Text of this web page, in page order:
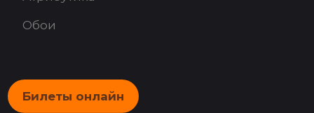
Обои
Билеты онлайн